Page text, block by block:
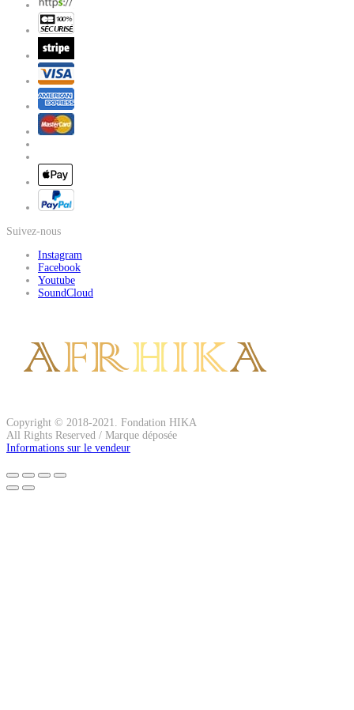
Suivez-nous
Instagram
Facebook
Youtube
SoundCloud
Copyright © 2018-2021. Fondation HIKA
All Rights Reserved / Marque déposée
Informations sur le vendeur